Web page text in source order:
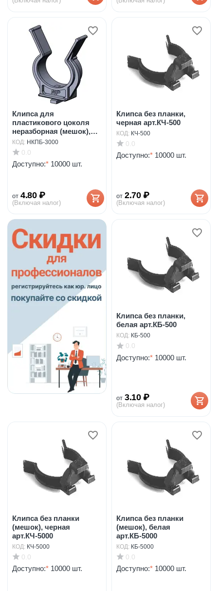
Клипса для
пластикового цоколя
неразборная (мешок),
белая...
КОД: НКПБ-3000
0.0
Доступно:* 10000 шт.
от 4.80 ₽
(Включая налог)
Клипса без планки,
черная арт.КЧ-500
КОД: КЧ-500
0.0
Доступно:* 10000 шт.
от 2.70 ₽
(Включая налог)
Клипса без планки,
белая арт.КБ-500
КОД: КБ-500
0.0
Доступно:* 10000 шт.
от 3.10 ₽
(Включая налог)
Клипса без планки
(мешок), черная
арт.КЧ-5000
КОД: КЧ-5000
0.0
Доступно:* 10000 шт.
Клипса без планки
(мешок), белая
арт.КБ-5000
КОД: КБ-5000
0.0
Доступно:* 10000 шт.